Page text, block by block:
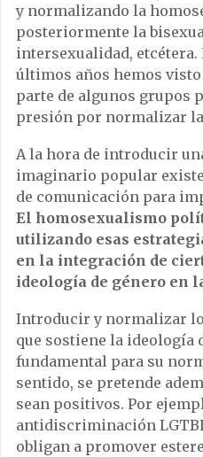
y normalizando la
posteriormente la
intersexualidad, etcétera.
últimos años hemos
parte de algunos grupos
presión por normalizar
A la hora de introducir
imaginario popular
de comunicación para
El homosexualismo
utilizando esas
en la integración de
ideología de género en
Introducir y normalizar
que sostiene la ideología
fundamental para su
sentido, se pretende
sean positivos. Por
antidiscriminación
obligan a promover